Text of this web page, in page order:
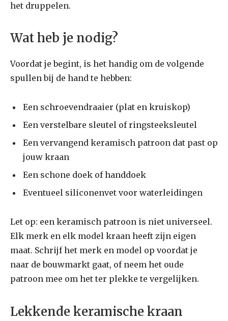
het druppelen.
Wat heb je nodig?
Voordat je begint, is het handig om de volgende
spullen bij de hand te hebben:
Een schroevendraaier (plat en kruiskop)
Een verstelbare sleutel of ringsteeksleutel
Een vervangend keramisch patroon dat past op
jouw kraan
Een schone doek of handdoek
Eventueel siliconenvet voor waterleidingen
Let op: een keramisch patroon is niet universeel.
Elk merk en elk model kraan heeft zijn eigen
maat. Schrijf het merk en model op voordat je
naar de bouwmarkt gaat, of neem het oude
patroon mee om het ter plekke te vergelijken.
Lekkende keramische kraan